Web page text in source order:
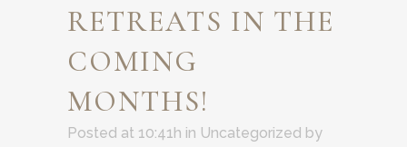
RETREATS IN THE
COMING
MONTHS!
Posted at 10:41h in Uncategorized by